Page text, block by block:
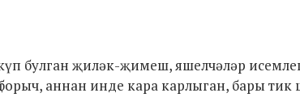
булган җиләк-җимеш, яшелчәләр
аннан инде кара карлыган, бары тик